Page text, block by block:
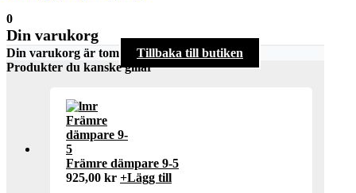
0
Din varukorg
Din varukorg är tom
Tillbaka till butiken
Produkter du kanske gillar
Främre dämpare 9-5
925,00 kr +Lägg till